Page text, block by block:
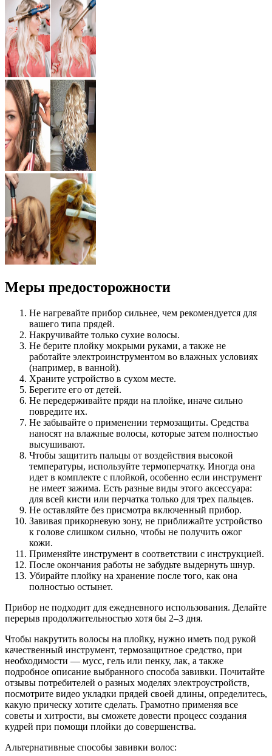
Меры предосторожности
Не нагревайте прибор сильнее, чем рекомендуется для
вашего типа прядей.
Накручивайте только сухие волосы.
Не берите плойку мокрыми руками, а также не
работайте электроинструментом во влажных условиях
(например, в ванной).
Храните устройство в сухом месте.
Берегите его от детей.
Не передерживайте пряди на плойке, иначе сильно
повредите их.
Не забывайте о применении термозащиты. Средства
наносят на влажные волосы, которые затем полностью
высушивают.
Чтобы защитить пальцы от воздействия высокой
температуры, используйте термоперчатку. Иногда она
идет в комплекте с плойкой, особенно если инструмент
не имеет зажима. Есть разные виды этого аксессуара:
для всей кисти или перчатка только для трех пальцев.
Не оставляйте без присмотра включенный прибор.
Завивая прикорневую зону, не приближайте устройство
к голове слишком сильно, чтобы не получить ожог
кожи.
Применяйте инструмент в соответствии с инструкцией.
После окончания работы не забудьте выдернуть шнур.
Убирайте плойку на хранение после того, как она
полностью остынет.
Прибор не подходит для ежедневного использования. Делайте
перерыв продолжительностью хотя бы 2–3 дня.
Чтобы накрутить волосы на плойку, нужно иметь под рукой
качественный инструмент, термозащитное средство, при
необходимости — мусс, гель или пенку, лак, а также
подробное описание выбранного способа завивки. Почитайте
отзывы потребителей о разных моделях электроустройств,
посмотрите видео укладки прядей своей длины, определитесь,
какую прическу хотите сделать. Грамотно применяя все
советы и хитрости, вы сможете довести процесс создания
кудрей при помощи плойки до совершенства.
Альтернативные способы завивки волос: